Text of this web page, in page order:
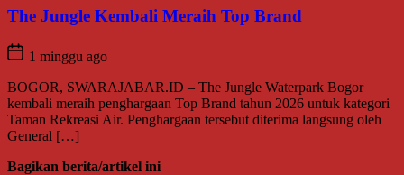
The Jungle Kembali Meraih Top Brand
1 minggu ago
BOGOR, SWARAJABAR.ID – The Jungle Waterpark Bogor
kembali meraih penghargaan Top Brand tahun 2026 untuk kategori
Taman Rekreasi Air. Penghargaan tersebut diterima langsung oleh
General […]
Bagikan berita/artikel ini